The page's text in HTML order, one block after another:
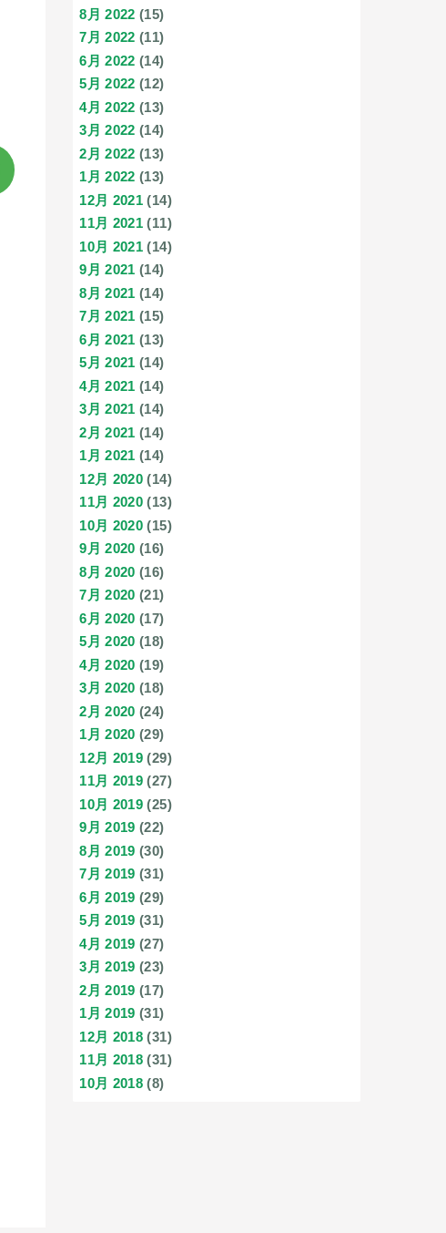
8月 2022 (15)
7月 2022 (11)
6月 2022 (14)
5月 2022 (12)
4月 2022 (13)
3月 2022 (14)
2月 2022 (13)
1月 2022 (13)
12月 2021 (14)
11月 2021 (11)
10月 2021 (14)
9月 2021 (14)
8月 2021 (14)
7月 2021 (15)
6月 2021 (13)
5月 2021 (14)
4月 2021 (14)
3月 2021 (14)
2月 2021 (14)
1月 2021 (14)
12月 2020 (14)
11月 2020 (13)
10月 2020 (15)
9月 2020 (16)
8月 2020 (16)
7月 2020 (21)
6月 2020 (17)
5月 2020 (18)
4月 2020 (19)
3月 2020 (18)
2月 2020 (24)
1月 2020 (29)
12月 2019 (29)
11月 2019 (27)
10月 2019 (25)
9月 2019 (22)
8月 2019 (30)
7月 2019 (31)
6月 2019 (29)
5月 2019 (31)
4月 2019 (27)
3月 2019 (23)
2月 2019 (17)
1月 2019 (31)
12月 2018 (31)
11月 2018 (31)
10月 2018 (8)